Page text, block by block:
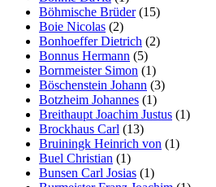
Böhmische Brüder(15)
Boie Nicolas (2)
Bonhoeffer Dietrich (2)
Bonnus Hermann (5)
Bornmeister Simon (1)
Böschenstein Johann (3)
Botzheim Johannes (1)
Breithaupt Joachim Justus (1)
Brockhaus Carl (13)
Bruiningk Heinrich von (1)
Buel Christian (1)
Bunsen Carl Josias (1)